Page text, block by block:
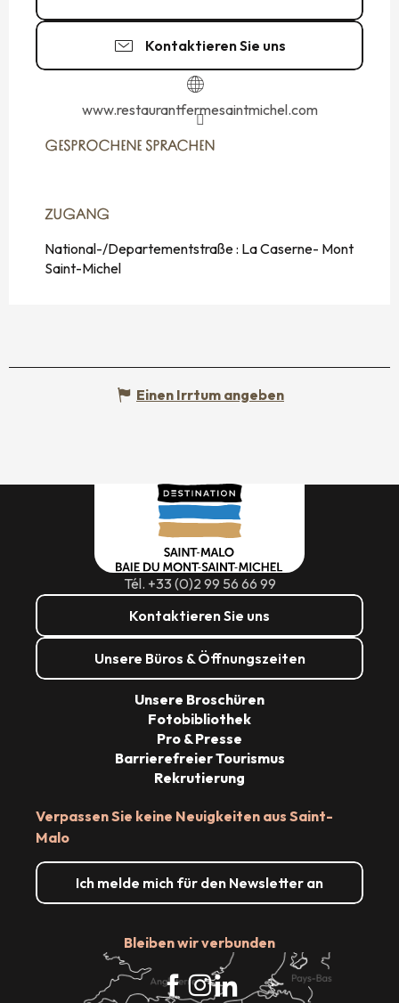
Kontaktieren Sie uns
www.restaurantfermesaintmichel.com
GESPROCHENE SPRACHEN
GESPROCHENE SPRACHEN
ZUGANG
ZUGANG
National-/Departementstraße : La Caserne- Mont
Saint-Michel
Einen Irrtum angeben
Tél. +33 (0)2 99 56 66 99
Kontaktieren Sie uns
Unsere Büros & Öffnungszeiten
Verpassen Sie keine Neuigkeiten aus Saint-
Malo
Ich melde mich für den Newsletter an
Bleiben wir verbunden
Unsere Broschüren
Fotobibliothek
Pro & Presse
Barrierefreier Tourismus
Rekrutierung